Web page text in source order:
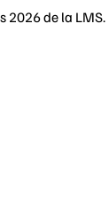
2026 de la LMS.